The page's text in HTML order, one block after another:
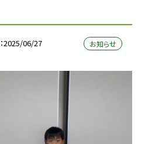
2025/06/27 お知らせ